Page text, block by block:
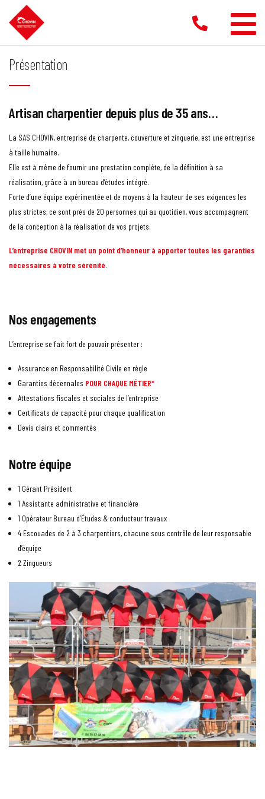
contenu
Présentation
Artisan charpentier depuis plus de 35 ans…
La SAS CHOVIN, entreprise de charpente, couverture et zinguerie, est une entreprise
à taille humaine.
Elle est à même de fournir une prestation complète, de la déﬁnition à sa
réalisation, grâce à un bureau d’études intégré.
Forte d’une équipe expérimentée et de moyens à la hauteur de ses exigences les
plus strictes, ce sont près de 20 personnes qui au quotidien, vous accompagnent
de la conception à la réalisation de vos projets.
L’entreprise CHOVIN met un point d’honneur à apporter toutes les garanties
nécessaires à votre sérénité.
Nos engagements
L’entreprise se fait fort de pouvoir présenter :
Assurance en Responsabilité Civile en règle
Garanties décennales POUR CHAQUE MÉTIER*
Attestations ﬁscales et sociales de l’entreprise
Certiﬁcats de capacité pour chaque qualiﬁcation
Devis clairs et commentés
Notre équipe
1 Gérant Président
1 Assistante administrative et financière
1 Opérateur Bureau d’Études & conducteur travaux
4 Escouades de 2 à 3 charpentiers, chacune sous contrôle de leur responsable
d’équipe
2 Zingueurs